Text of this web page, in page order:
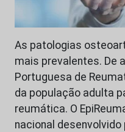
As patologias
mais prevalentes. De
Portuguesa de
da população adulta
reumática. O
nacional